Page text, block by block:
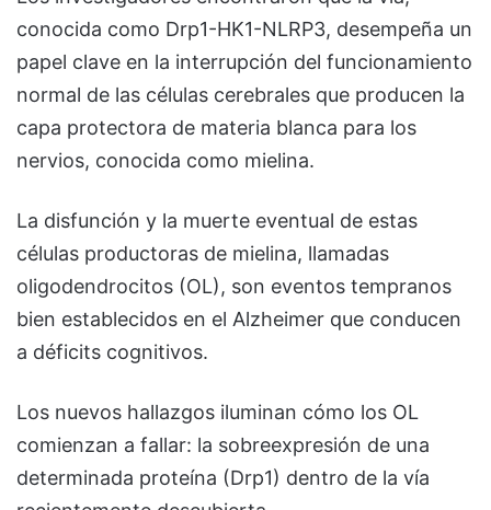
conocida como Drp1-HK1-NLRP3, desempeña un
papel clave en la interrupción del funcionamiento
normal de las células cerebrales que producen la
capa protectora de materia blanca para los
nervios, conocida como mielina.
La disfunción y la muerte eventual de estas
células productoras de mielina, llamadas
oligodendrocitos (OL), son eventos tempranos
bien establecidos en el Alzheimer que conducen
a déficits cognitivos.
Los nuevos hallazgos iluminan cómo los OL
comienzan a fallar: la sobreexpresión de una
determinada proteína (Drp1) dentro de la vía